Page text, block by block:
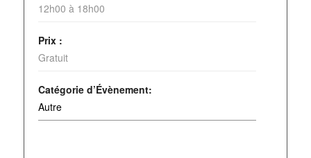
12h00 à 18h00
Prix :
Gratuit
Catégorie d’Évènement:
Autre